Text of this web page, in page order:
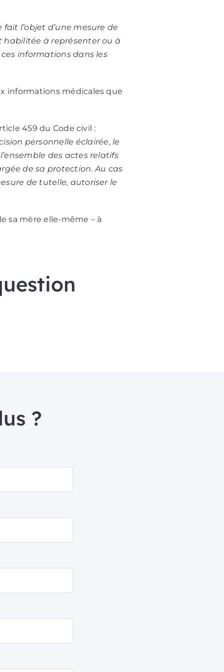
l’objet d’une mesure de
habilitée à représenter ou à
ces informations dans les
informations médicales que
459 du Code civil :
personnelle éclairée, le
des actes relatifs
de sa protection. Au cas
de tutelle, autoriser le
sa mère elle-même – à
?